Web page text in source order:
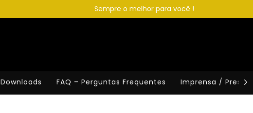
Sempre o melhor para você !
Downloads FAQ – Perguntas Frequentes Imprensa / Press Kit